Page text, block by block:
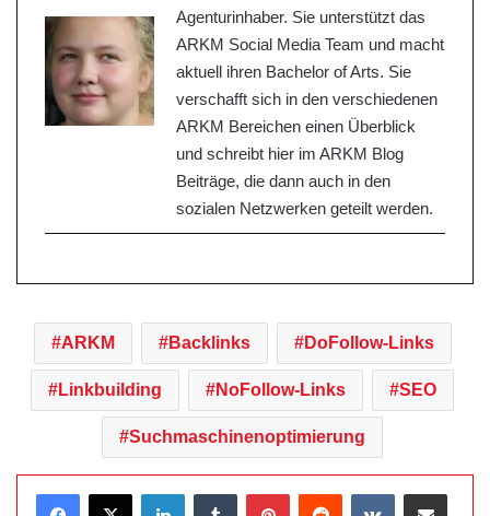
Agenturinhaber. Sie unterstützt das
ARKM Social Media Team und macht
aktuell ihren Bachelor of Arts. Sie
verschafft sich in den verschiedenen
ARKM Bereichen einen Überblick
und schreibt hier im ARKM Blog
Beiträge, die dann auch in den
sozialen Netzwerken geteilt werden.
ARKM Backlinks DoFollow-Links
Linkbuilding NoFollow-Links SEO
Suchmaschinenoptimierung